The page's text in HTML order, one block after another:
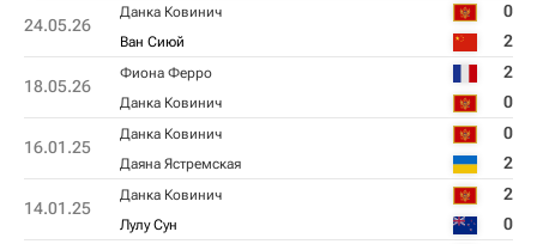
24.05.26
Данка Ковинич 0
Ван Сиюй 2
18.05.26
Фиона Ферро 2
Данка Ковинич 0
16.01.25
Данка Ковинич 0
Даяна Ястремская 2
14.01.25
Данка Ковинич 2
Лулу Сун 0